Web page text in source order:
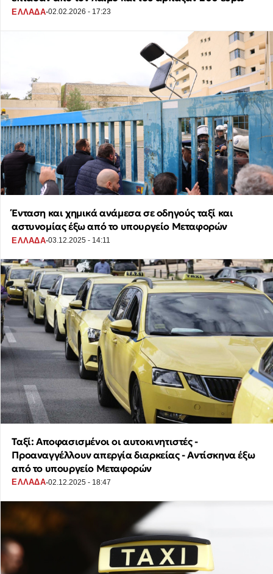
ΕΛΛΑΔΑ·02.02.2026 - 17:23
Ένταση και χημικά ανάμεσα σε οδηγούς ταξί και
αστυνομίας έξω από το υπουργείο Μεταφορών
ΕΛΛΑΔΑ·03.12.2025 - 14:11
Ταξί: Αποφασισμένοι οι αυτοκινητιστές -
Προαναγγέλλουν απεργία διαρκείας - Αντίσκηνα έξω
από το υπουργείο Μεταφορών
ΕΛΛΑΔΑ·02.12.2025 - 18:47